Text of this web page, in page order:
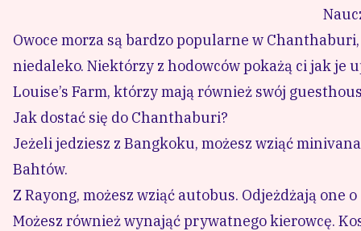
Owoce morza są bardzo popularne w
niedaleko. Niektórzy z hodowców pokażą ci jak je
Louise’s Farm, którzy mają również swój
Jak dostać się do Chanthaburi?
Jeżeli jedziesz z Bangkoku, możesz wziąć
Bahtów.
Z Rayong, możesz wziąć autobus. Odjeżdżają one
Możesz również wynająćprywatnego kierowcę.